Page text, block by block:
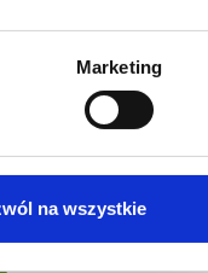
Marketing
na wszystkie